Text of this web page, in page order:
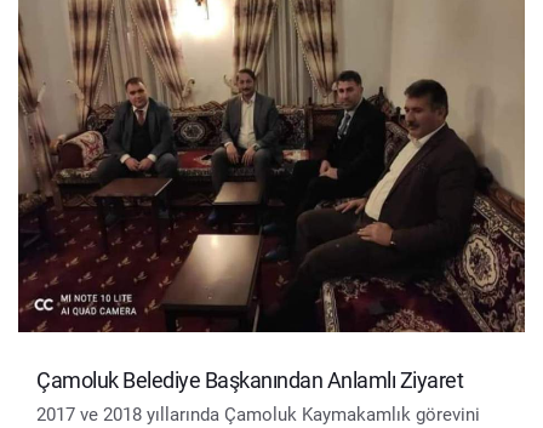
Çamoluk Belediye Başkanından Anlamlı Ziyaret
2017 ve 2018 yıllarında Çamoluk Kaymakamlık görevini